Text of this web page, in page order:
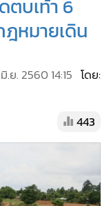
ตบเท้า 6
หมายเดิน
.ย. 2560 14:15 โดย:
443